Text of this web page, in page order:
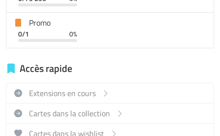
Promo
0/1 0%
Accès rapide
Extensions en cours
Cartes dans la collection